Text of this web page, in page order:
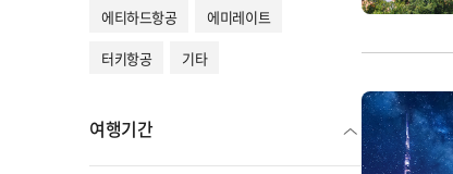
에티하드항공
에미레이트
터키항공
기타
여행기간